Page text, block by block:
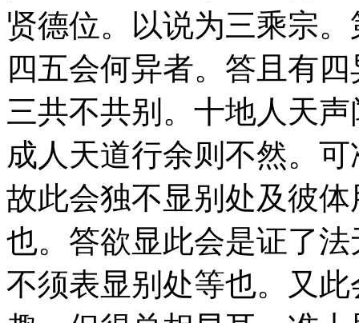
贤德位。以说为三乘宗
四五会何异者。答且有
三共不共别。十地人天
成人天道行余则不然。
故此会独不显别处及彼
也。答欲显此会是证了
不须表显别处等也。又